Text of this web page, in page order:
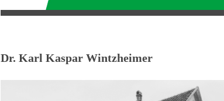
Dr. Karl Kaspar Wintzheimer